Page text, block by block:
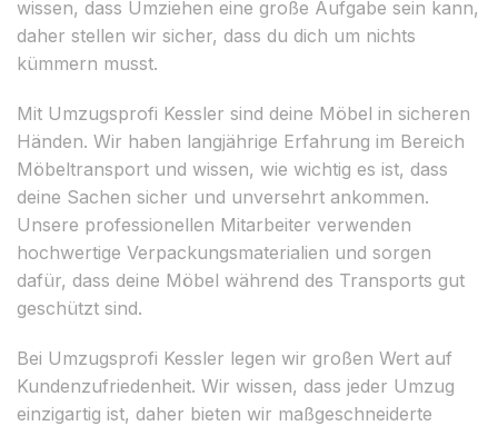
wissen, dass Umziehen eine große Aufgabe sein kann,
daher stellen wir sicher, dass du dich um nichts
kümmern musst.
Mit Umzugsprofi Kessler sind deine Möbel in sicheren
Händen. Wir haben langjährige Erfahrung im Bereich
Möbeltransport und wissen, wie wichtig es ist, dass
deine Sachen sicher und unversehrt ankommen.
Unsere professionellen Mitarbeiter verwenden
hochwertige Verpackungsmaterialien und sorgen
dafür, dass deine Möbel während des Transports gut
geschützt sind.
Bei Umzugsprofi Kessler legen wir großen Wert auf
Kundenzufriedenheit. Wir wissen, dass jeder Umzug
einzigartig ist, daher bieten wir maßgeschneiderte